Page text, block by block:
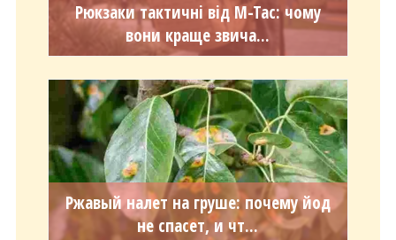
Рюкзаки тактичні від M-Tac: чому
вони краще звича...
Ржавый налет на груше: почему йод
не спасет, и чт...